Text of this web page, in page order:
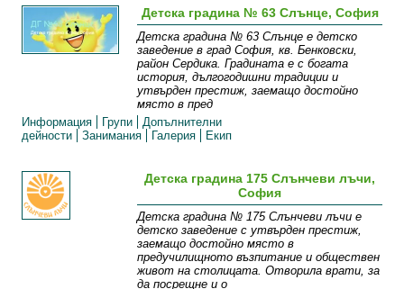
Детска градина № 63 Слънце, София
Детска градина № 63 Слънце е детско
заведение в град София, кв. Бенковски,
район Сердика. Градината е с богата
история, дългогодишни традиции и
утвърден престиж, заемащо достойно
място в пред
Информация
Групи
Допълнителни
дейности
Занимания Галерия Екип
Детска градина 175 Слънчеви лъчи,
София
Детска градина № 175 Слънчеви лъчи e
детско заведение с утвърден престиж,
заемащо достойно място в
предучилищното възпитание и обществен
живот на столицата. Отворила врати, за
да посрещне и о